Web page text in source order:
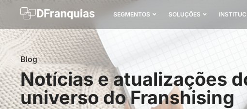
Blog
Notícias e atualizações
universo do Franshising
SEGMENTOS SOLUÇÕES